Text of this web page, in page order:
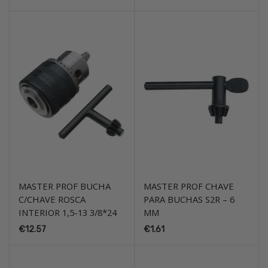
MASTER PROF BUCHA
C/CHAVE ROSCA
INTERIOR 1,5-13 3/8*24
€12.57
MASTER PROF CHAVE
PARA BUCHAS S2R – 6
MM
€1.61